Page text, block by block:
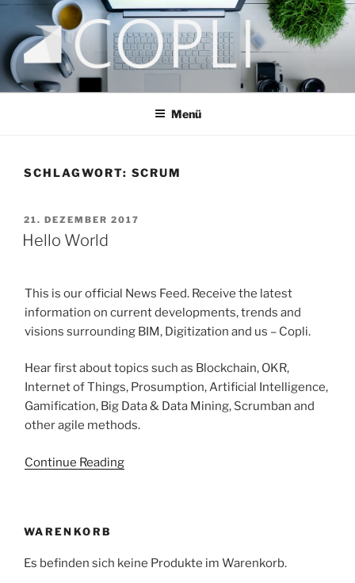
Zum
springen
COPLI CONSULTING
taking better decisions!
Menü
SCHLAGWORT: SCRUM
VERÖFFENTLICHT
AM
21. DEZEMBER 2017
Hello World
This is our official News Feed. Receive the latest
information on current developments, trends and
visions surrounding BIM, Digitization and us – Copli.
Hear first about topics such as Blockchain, OKR,
Internet of Things, Prosumption, Artificial Intelligence,
Gamification, Big Data & Data Mining, Scrumban and
other agile methods.
Continue Reading
WARENKORB
Es befinden sich keine Produkte im Warenkorb.